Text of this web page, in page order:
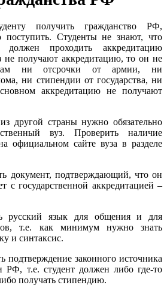
получить гражданство РФ,
поступить. Студенты не знают, что
должен проходить аккредитацию
не получают аккредитацию, то он не
ни отсрочки от армии, ни
ни стипендии от государства, ни
аккредитацию не получают
другой страны нужно обязательно
вуз. Проверить наличие
официальном сайте вуза в разделе
документ, подтверждающий, что он
с государственной аккредитацией –
русский язык для общения и для
т.е. как минимум нужно знать
и синтаксис.
подтверждение законного источника
РФ, т.е. студент должен либо где-то
получать стипендию.